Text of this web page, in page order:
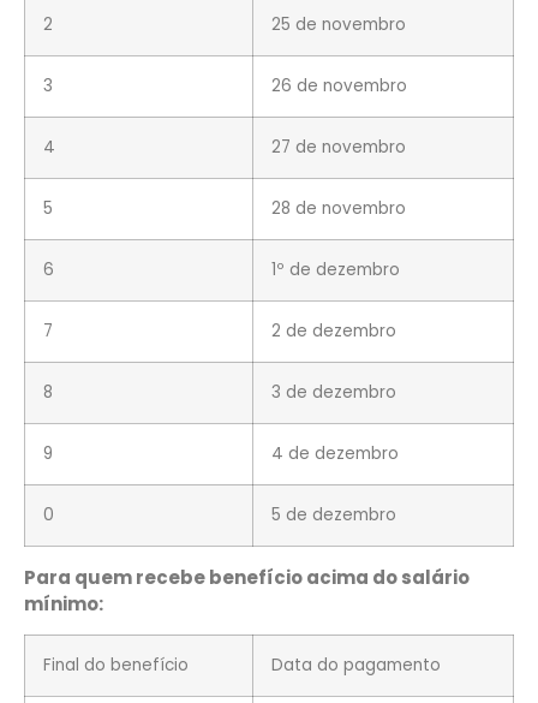
2 25 de novembro
3 26 de novembro
4 27 de novembro
5 28 de novembro
6 1º de dezembro
7 2 de dezembro
8 3 de dezembro
9 4 de dezembro
0 5 de dezembro
Para quem recebe benefício acima do salário
mínimo:
Final do benefício Data do pagamento